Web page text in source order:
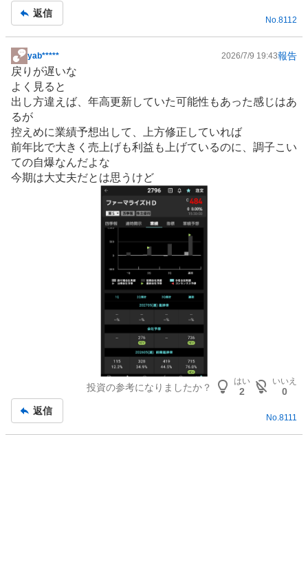
返信
No.8112
掲
示
板
記
事
yab***** 2026/7/9 19:43報告
戻りが遅いな
よく見ると
出し方違えば、年高更新していた可能性もあった感じはあ
るが
控えめに業績予想出して、上方修正していれば
前年比で大きく売上げも利益も上げているのに、調子こい
ての自爆なんだよな
今期は大丈夫だとは思うけど
投資の参考になりましたか？
はい
2
いいえ
0
返信
No.8111